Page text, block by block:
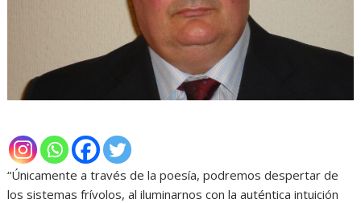
“Únicamente a través de la poesía, podremos despertar de
los sistemas frívolos, al iluminarnos con la auténtica intuición